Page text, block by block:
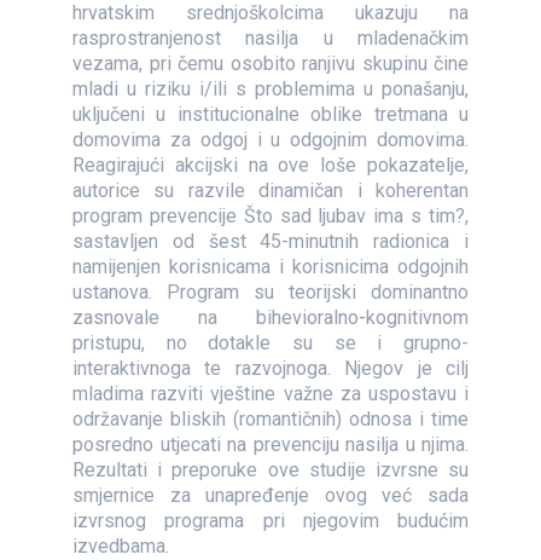
hrvatskim srednjoškolcima ukazuju na
rasprostranjenost nasilja u mladenačkim
vezama, pri čemu osobito ranjivu skupinu čine
mladi u riziku i/ili s problemima u ponašanju,
uključeni u institucionalne oblike tretmana u
domovima za odgoj i u odgojnim domovima.
Reagirajući akcijski na ove loše pokazatelje,
autorice su razvile dinamičan i koherentan
program prevencije Što sad ljubav ima s tim?,
sastavljen od šest 45-minutnih radionica i
namijenjen korisnicama i korisnicima odgojnih
ustanova. Program su teorijski dominantno
zasnovale na bihevioralno-kognitivnom
pristupu, no dotakle su se i grupno-
interaktivnoga te razvojnoga. Njegov je cilj
mladima razviti vještine važne za uspostavu i
održavanje bliskih (romantičnih) odnosa i time
posredno utjecati na prevenciju nasilja u njima.
Rezultati i preporuke ove studije izvrsne su
smjernice za unapređenje ovog već sada
izvrsnog programa pri njegovim budućim
izvedbama.